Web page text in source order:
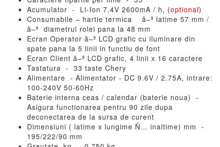
Acumulator - Li-Ion 7,4V 2600mA / h, (optional)
Consumabile – hartie termica â–ª latime 57 mm /
â–ª diametrul rolei pana la 48 mm
Ecran Operator â–ª LCD grafic cu iluminare din
spate pana la 5 linii in functiu de font
Ecran Client â–ª LCD grafic, 4 linii x 16 caractere
Tastatura - 33 taste Chery
Alimentare - Alimentator - DC 9.6V / 2.75A, intrare:
100-240V 50-60Hz
Baterie interna ceas / calendar (baterie noua) -
Asigura functionarea pentru 90 zile dupa
deconectarea de la sursa de curent
Dimensiuni ( latime x lungime Ñ… inaltime) mm -
195/222/90 mm